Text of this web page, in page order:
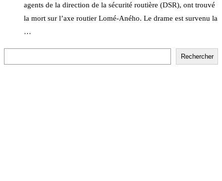
agents de la direction de la sécurité routière (DSR), ont trouvé
la mort sur l’axe routier Lomé-Aného. Le drame est survenu la
…
Rechercher
Rechercher